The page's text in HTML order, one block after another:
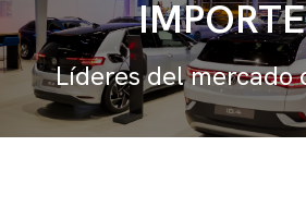
Líderes del mercado